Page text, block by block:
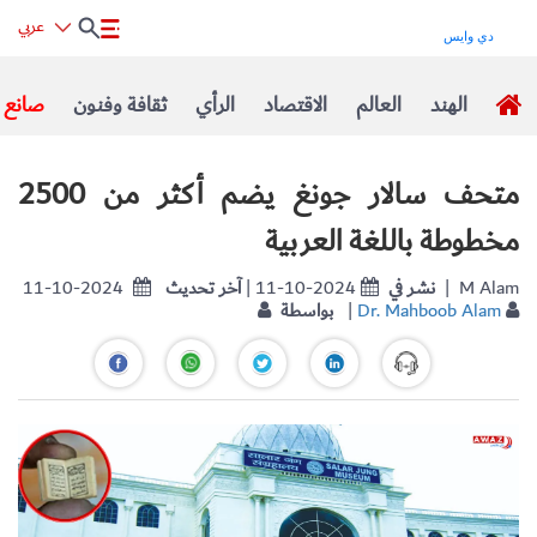
صانع ثقافة وفنون الرأي الاقتصاد العالم الهند
متحف سالار جونغ يضم أكثر من 2500
مخطوطة باللغة العربية
11-10-2024 آخر تحديث| 11-10-2024 نشر في | M Alam
بواسطة | Dr. Mahboob Alam